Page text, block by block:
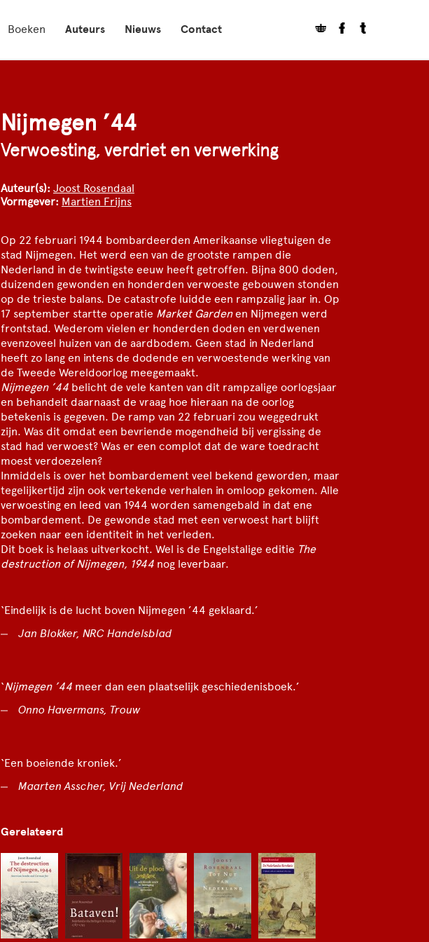
Boeken Auteurs Nieuws Contact
Nijmegen ’44
Verwoesting, verdriet en verwerking
Auteur(s): Joost Rosendaal
Vormgever: Martien Frijns
Op 22 februari 1944 bombardeerden Amerikaanse vliegtuigen de
stad Nijmegen. Het werd een van de grootste rampen die
Nederland in de twintigste eeuw heeft getroffen. Bijna 800 doden,
duizenden gewonden en honderden verwoeste gebouwen stonden
op de trieste balans. De catastrofe luidde een rampzalig jaar in. Op
17 september startte operatie Market Gardenen Nijmegen werd
frontstad. Wederom vielen er honderden doden en verdwenen
evenzoveel huizen van de aardbodem. Geen stad in Nederland
heeft zo lang en intens de dodende en verwoestende werking van
de Tweede Wereldoorlog meegemaakt.
Nijmegen ’44 belicht de vele kanten van dit rampzalige oorlogsjaar
en behandelt daarnaast de vraag hoe hieraan na de oorlog
betekenis is gegeven. De ramp van 22 februari zou weggedrukt
zijn. Was dit omdat een bevriende mogendheid bij vergissing de
stad had verwoest? Was er een complot dat de ware toedracht
moest verdoezelen?
Inmiddels is over het bombardement veel bekend geworden, maar
tegelijkertijd zijn ook vertekende verhalen in omloop gekomen. Alle
verwoesting en leed van 1944 worden samengebald in dat ene
bombardement. De gewonde stad met een verwoest hart blijft
zoeken naar een identiteit in het verleden.
Dit boek is helaas uitverkocht. Wel is de Engelstalige editie The
destruction of Nijmegen, 1944 nog leverbaar.
‘Eindelijk is de lucht boven Nijmegen ’44 geklaard.’
Jan Blokker, NRC Handelsblad
‘Nijmegen ’44 meer dan een plaatselijk geschiedenisboek.’
Onno Havermans, Trouw
‘Een boeiende kroniek.’
Maarten Asscher, Vrij Nederland
Gerelateerd